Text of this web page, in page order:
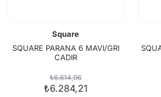
Square
SQUARE PARANA 6 MAVI/GRI
CADIR
₺6.614,96
₺6.284,21